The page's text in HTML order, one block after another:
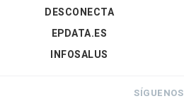
DESCONECTA
EPDATA.ES
INFOSALUS
SÍGUENOS